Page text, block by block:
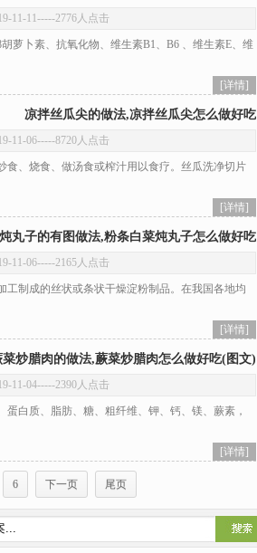
11-11-----2776人点击
萝卜素、抗氧化物、维生素B1、B6 、维生素E、维
[详情]
凉拌丝瓜尖的做法,凉拌丝瓜尖怎么做好吃
11-06-----8720人点击
、烧食、做汤食或榨汁用以食疗。丝瓜洗净切片
[详情]
丸子的有图做法,粉条白菜炖丸子怎么做好吃
11-06-----2165人点击
制成的丝状或条状干燥淀粉制品。在我国各地均
[详情]
菜炒腊肉的做法,蕨菜炒腊肉怎么做好吃(图文)
11-04-----2390人点击
白质、脂肪、糖、粗纤维、钾、钙、镁、蕨素，
[详情]
6 下一页 尾页